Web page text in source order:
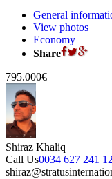
General
View photos
Economy
Share
795.000€
Shiraz Khaliq
Call Us0034 627 241